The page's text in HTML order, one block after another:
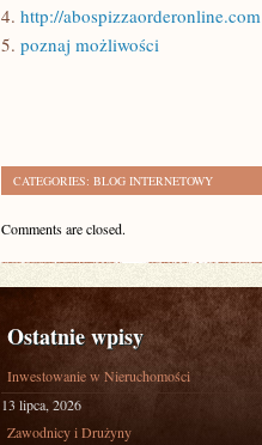
4. http://abospizzaorderonline.com
5. poznaj możliwości
CATEGORIES: BLOG INTERNETOWY
Comments are closed.
Ostatnie wpisy
Inwestowanie w Nieruchomości
13 lipca, 2026
Zawodnicy i Drużyny